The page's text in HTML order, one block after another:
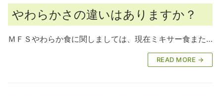
やわらかさの違いはありますか？
ＭＦＳやわらか食に関しましては、現在ミキサー食また…
READ MORE →